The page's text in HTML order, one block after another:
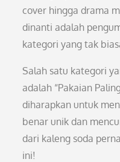
cover hingga drama
dinanti adalah
kategori yang tak
Salah satu kategori
adalah “Pakaian
diharapkan untuk
benar unik dan
dari kaleng soda
ini!